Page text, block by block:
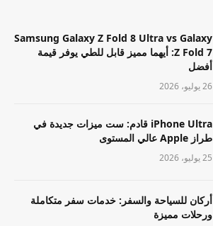
Samsung Galaxy Z Fold 8 Ultra vs Galaxy
Z Fold 7: أيهما مميز قابل للطي يوفر قيمة
أفضل
26 يوليو، 2026
iPhone Ultra قادم: ست ميزات جديدة في
طراز Apple عالي المستوى
25 يوليو، 2026
أركان للسياحة والسفر: خدمات سفر متكاملة
ورحلات مميزة